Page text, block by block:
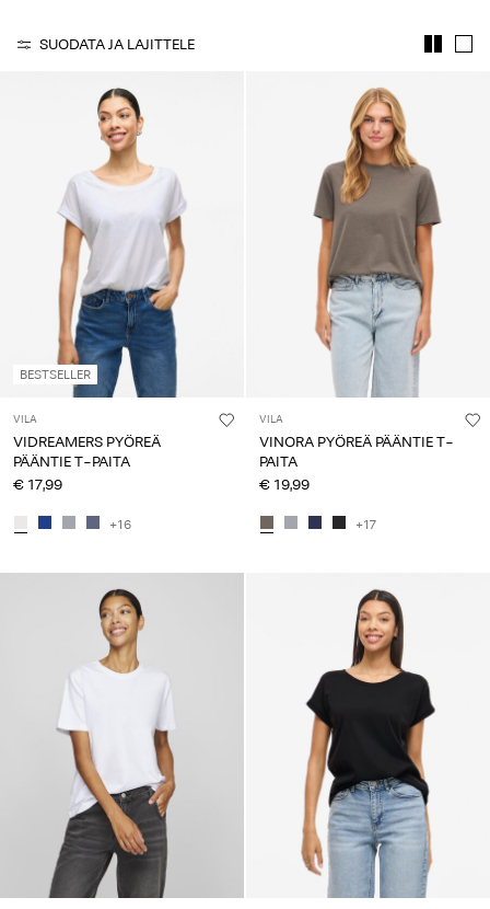
suomi
SUODATA JA LAJITTELE
BESTSELLER
VILA
VIDREAMERS PYÖREÄ
PÄÄNTIE T-PAITA
€ 17,99
+16
VILA
VINORA PYÖREÄ PÄÄNTIE T-
PAITA
€ 19,99
+17